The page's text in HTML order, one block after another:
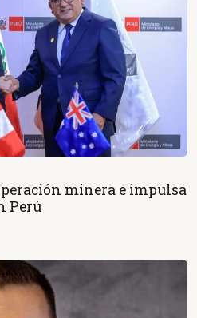
minera e impulsa
Perú